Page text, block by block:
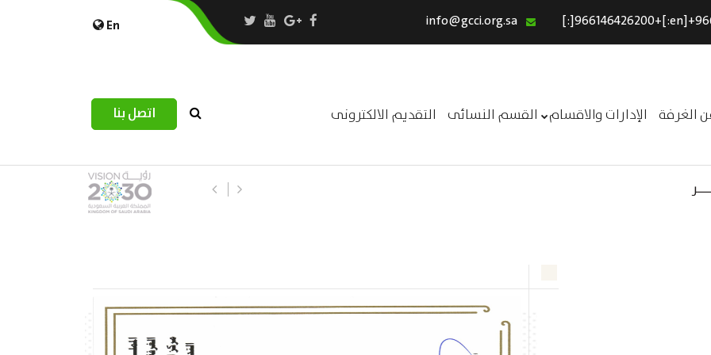
En
الغرفة الإدارات والاقسام القسم النسائى التقديم الالكترونى
اتصل بنا
الرئيسية
عن الغرفة
القسم النسائى
استبيان مرصد التحديات اللوجستية